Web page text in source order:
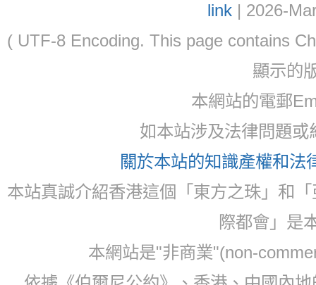
link| 2026-
( UTF-8 Encoding. This page contains
顯示的
本網站的電郵
如本站涉及法律問題
關於本站的知識產權和法
本站真誠介紹香港這個「東方之珠」和
際都會」是
本網站是"非商業"(non-